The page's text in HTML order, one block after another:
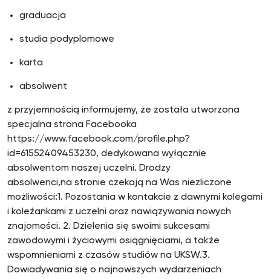
graduacja
studia podyplomowe
karta
absolwent
z przyjemnością informujemy, że została utworzona
specjalna strona Facebooka
https://www.facebook.com/profile.php?
id=61552409453230, dedykowana wyłącznie
absolwentom naszej uczelni. Drodzy
absolwenci,na stronie czekają na Was niezliczone
możliwości:1. Pozostania w kontakcie z dawnymi kolegami
i koleżankami z uczelni oraz nawiązywania nowych
znajomości. 2. Dzielenia się swoimi sukcesami
zawodowymi i życiowymi osiągnięciami, a także
wspomnieniami z czasów studiów na UKSW.3.
Dowiadywania się o najnowszych wydarzeniach